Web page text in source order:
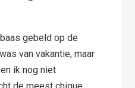
gebeld op de
van vakantie, maar
ik nog niet